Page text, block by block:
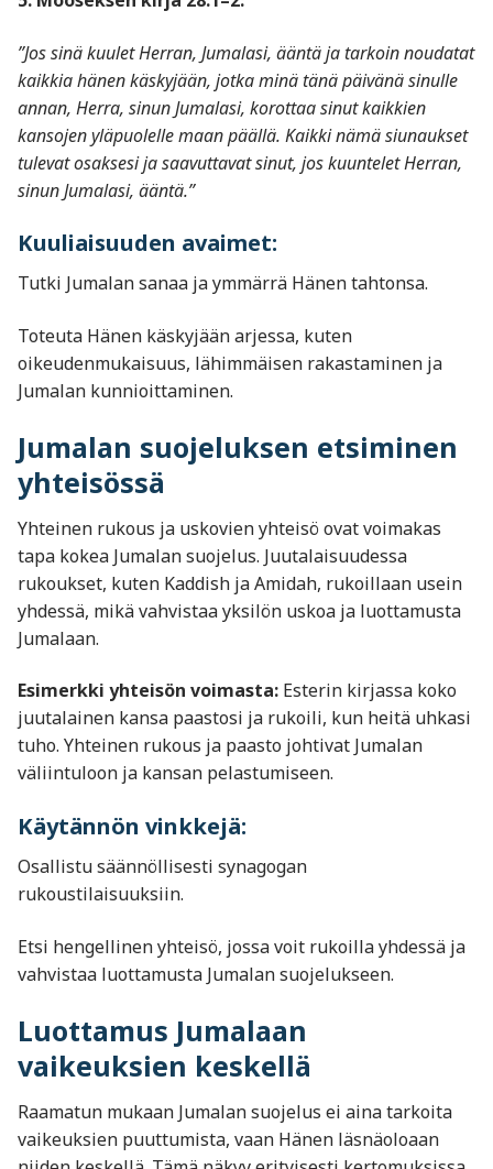
”Jos sinä kuulet Herran, Jumalasi, ääntä ja tarkoin noudatat
kaikkia hänen käskyjään, jotka minä tänä päivänä sinulle
annan, Herra, sinun Jumalasi, korottaa sinut kaikkien
kansojen yläpuolelle maan päällä. Kaikki nämä siunaukset
tulevat osaksesi ja saavuttavat sinut, jos kuuntelet Herran,
sinun Jumalasi, ääntä.”
Kuuliaisuuden avaimet:
Tutki Jumalan sanaa ja ymmärrä Hänen tahtonsa.
Toteuta Hänen käskyjään arjessa, kuten
oikeudenmukaisuus, lähimmäisen rakastaminen ja
Jumalan kunnioittaminen.
Jumalan suojeluksen etsiminen
yhteisössä
Yhteinen rukous ja uskovien yhteisö ovat voimakas
tapa kokea Jumalan suojelus. Juutalaisuudessa
rukoukset, kuten Kaddish ja Amidah, rukoillaan usein
yhdessä, mikä vahvistaa yksilön uskoa ja luottamusta
Jumalaan.
Esimerkki yhteisön voimasta: Esterin kirjassa koko
juutalainen kansa paastosi ja rukoili, kun heitä uhkasi
tuho. Yhteinen rukous ja paasto johtivat Jumalan
väliintuloon ja kansan pelastumiseen.
Käytännön vinkkejä:
Osallistu säännöllisesti synagogan
rukoustilaisuuksiin.
Etsi hengellinen yhteisö, jossa voit rukoilla yhdessä ja
vahvistaa luottamusta Jumalan suojelukseen.
Luottamus Jumalaan
vaikeuksien keskellä
Raamatun mukaan Jumalan suojelus ei aina tarkoita
vaikeuksien puuttumista, vaan Hänen läsnäoloaan